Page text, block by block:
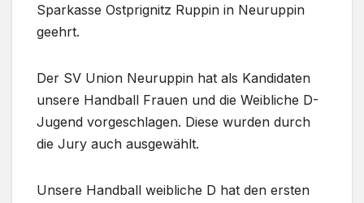
Sparkasse Ostprignitz Ruppin in Neuruppin
geehrt.
Der SV Union Neuruppin hat als Kandidaten
unsere Handball Frauen und die Weibliche D-
Jugend vorgeschlagen. Diese wurden durch
die Jury auch ausgewählt.
Unsere Handball weibliche D hat den ersten